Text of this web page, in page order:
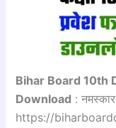
Bihar Board 10th
Download : नमस्कार
https://